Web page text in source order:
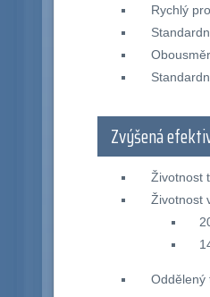
Rychlý
Zvýšená
Životnost
Životnost
Oddělený